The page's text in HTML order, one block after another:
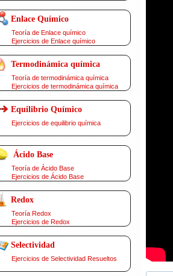
Enlace Químico
Teoría de Enlace químico
Ejercicios de Enlace químico
Termodinámica química
Teoría de termodinámica química
Ejercicios de termodinámica química
Equilibrio Químico
Ejercicios de equilibrio química
Ácido Base
Teoría de Ácido Base
Ejercicios de Ácido Base
Redox
Teoría Redox
Ejercicios de Redox
Selectividad
Ejercicios de Selectividad Resueltos